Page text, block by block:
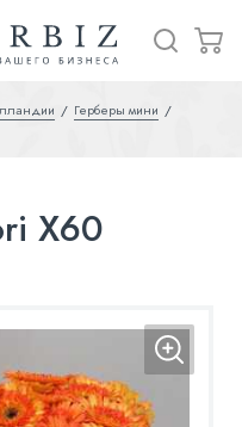
Герберы мини
X60